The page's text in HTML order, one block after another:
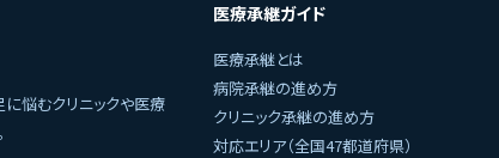
悩むクリニックや医療
医療承継ガイド
医療承継とは
病院承継の進め方
クリニック承継の進め方
対応エリア（全国47都道府県）